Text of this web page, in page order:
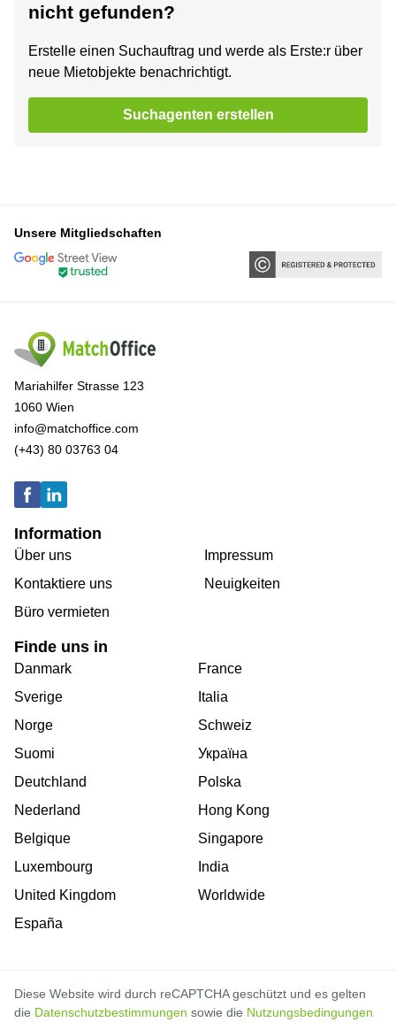
nicht gefunden?
Erstelle einen Suchauftrag und werde als Erste:r über
neue Mietobjekte benachrichtigt.
Suchagenten erstellen
Unsere Mitgliedschaften
Mariahilfer Strasse 123
1060 Wien
info@matchoffice.com
(+43) 80 03763 04
Information
Über uns
Kontaktiere uns
Büro vermieten
Impressum
Neuigkeiten
Finde uns in
Danmark
Sverige
Norge
Suomi
Deutchland
Nederland
Belgique
Luxembourg
United Kingdom
España
France
Italia
Schweiz
Україна
Polska
Hong Kong
Singapore
India
Worldwide
Diese Website wird durch reCAPTCHA geschützt und es gelten
die Datenschutzbestimmungen sowie die Nutzungsbedingungen